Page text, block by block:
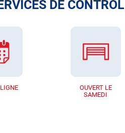
DE
OUVERT LE
SAMEDI